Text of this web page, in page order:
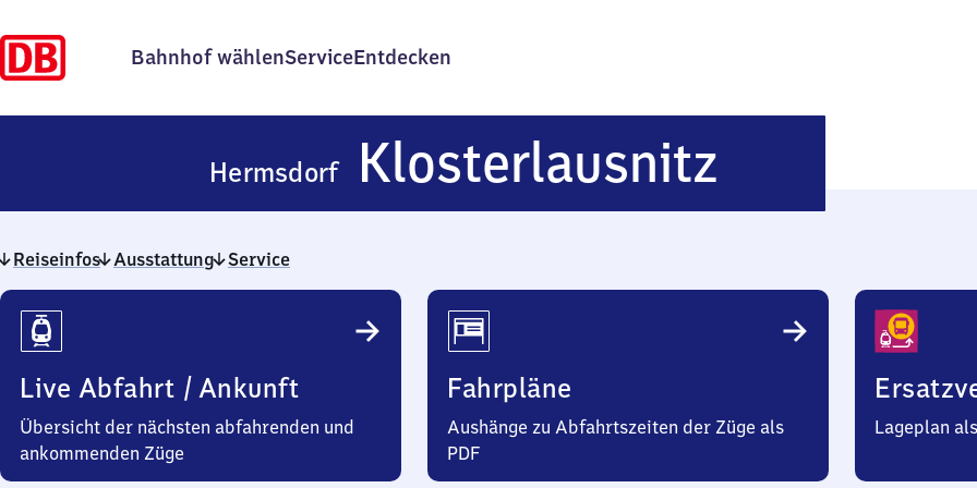
Bahnhof wählenServiceEntdecken
Hermsdorf Klosterlausnitz
Reiseinfos Ausstattung Service
Reiseinfos
Live Abfahrt / Ankunft
Übersicht der nächsten abfahrenden und
ankommenden Züge
Fahrpläne
Aushänge zu Abfahrtszeiten der Züge als
PDF
Lageplan